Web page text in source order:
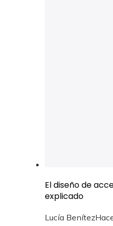
El diseño de
explicado
Lucía Benítez